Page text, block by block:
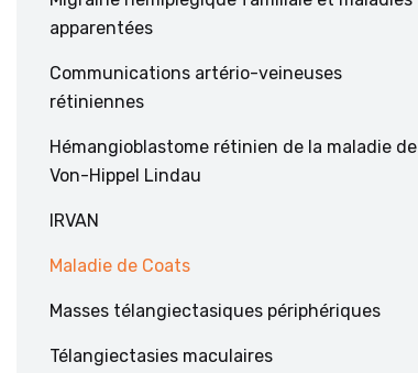
apparentées
Communications artério-veineuses
rétiniennes
Hémangioblastome rétinien de la maladie de
Von-Hippel Lindau
IRVAN
Maladie de Coats
Masses télangiectasiques périphériques
Télangiectasies maculaires